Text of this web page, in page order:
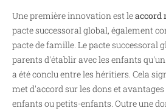
Une première innovation est leaccord
pacte successoral global, également
pacte de famille. Le pacte successoral
parents d'établir avec les enfants
a été conclu entre les héritiers. Cela
met d'accord sur les dons et avantages
enfants ou petits-enfants. Outre une